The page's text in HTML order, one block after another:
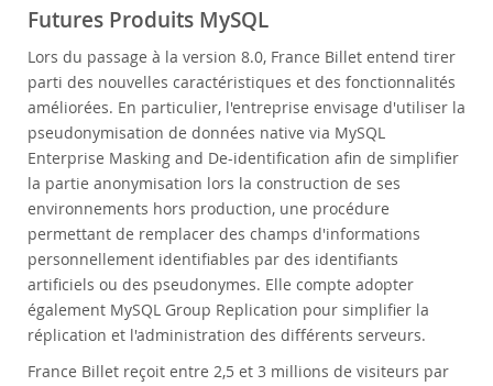
Futures Produits MySQL
Lors du passage à la version 8.0, France Billet entend tirer
parti des nouvelles caractéristiques et des fonctionnalités
améliorées. En particulier, l'entreprise envisage d'utiliser la
pseudonymisation de données native via MySQL
Enterprise Masking and De-identification afin de simplifier
la partie anonymisation lors la construction de ses
environnements hors production, une procédure
permettant de remplacer des champs d'informations
personnellement identifiables par des identifiants
artificiels ou des pseudonymes. Elle compte adopter
également MySQL Group Replication pour simplifier la
réplication et l'administration des différents serveurs.
France Billet reçoit entre 2,5 et 3 millions de visiteurs par